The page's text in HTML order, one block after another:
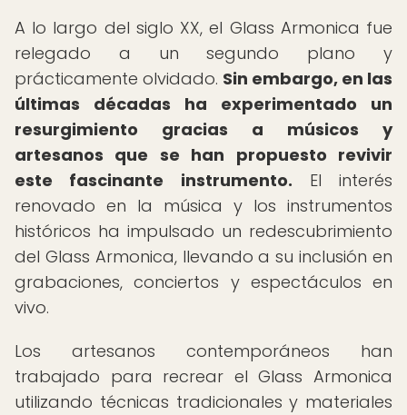
A lo largo del siglo XX, el Glass Armonica fue
relegado a un segundo plano y
prácticamente olvidado. Sin embargo, en las
últimas décadas ha experimentado un
resurgimiento gracias a músicos y
artesanos que se han propuesto revivir
este fascinante instrumento. El interés
renovado en la música y los instrumentos
históricos ha impulsado un redescubrimiento
del Glass Armonica, llevando a su inclusión en
grabaciones, conciertos y espectáculos en
vivo.
Los artesanos contemporáneos han
trabajado para recrear el Glass Armonica
utilizando técnicas tradicionales y materiales